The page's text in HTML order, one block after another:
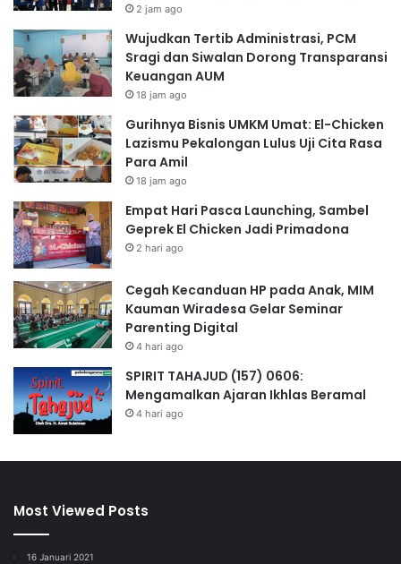
2 jam ago
Wujudkan Tertib Administrasi, PCM
Sragi dan Siwalan Dorong Transparansi
Keuangan AUM
18 jam ago
Gurihnya Bisnis UMKM Umat: El-Chicken
Lazismu Pekalongan Lulus Uji Cita Rasa
Para Amil
18 jam ago
Empat Hari Pasca Launching, Sambel
Geprek El Chicken Jadi Primadona
2 hari ago
Cegah Kecanduan HP pada Anak, MIM
Kauman Wiradesa Gelar Seminar
Parenting Digital
4 hari ago
SPIRIT TAHAJUD (157) 0606:
Mengamalkan Ajaran Ikhlas Beramal
4 hari ago
Most Viewed Posts
16 Januari 2021